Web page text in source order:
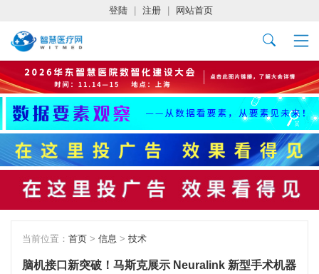
登陆 注册 网站首页
当前位置： 首页 > 信息 > 技术
脑机接口新突破！马斯克展示 Neuralink 新型手术机器